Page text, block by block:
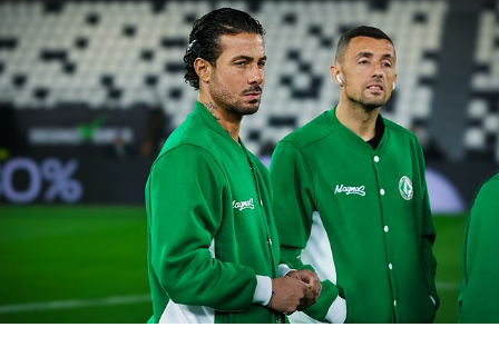
Hockey
Altri sport
Hockey
Pallanuoto
Pallamano
News